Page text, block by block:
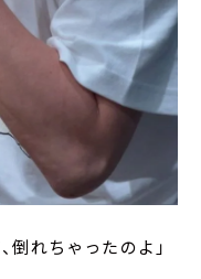
倒れちゃったのよ」